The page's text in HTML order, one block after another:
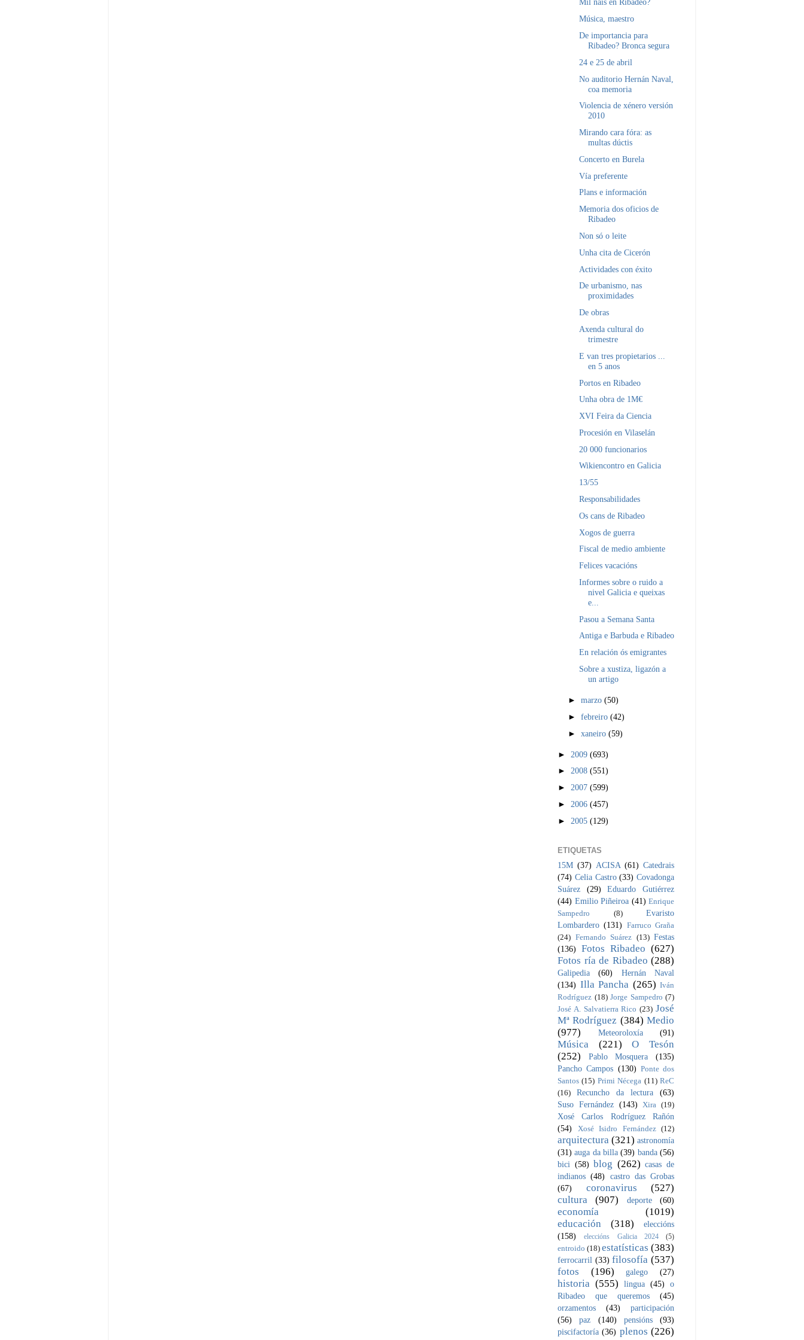
Mil nais en Ribadeo?
Música, maestro
De importancia para
Ribadeo? Bronca segura
24 e 25 de abril
No auditorio Hernán Naval,
coa memoria
Violencia de xénero versión
2010
Mirando cara fóra: as
multas dúctis
Concerto en Burela
Vía preferente
Plans e información
Memoria dos oficios de
Ribadeo
Non só o leite
Unha cita de Cicerón
Actividades con éxito
De urbanismo, nas
proximidades
De obras
Axenda cultural do
trimestre
E van tres propietarios ...
en 5 anos
Portos en Ribadeo
Unha obra de 1M€
XVI Feira da Ciencia
Procesión en Vilaselán
20 000 funcionarios
Wikiencontro en Galicia
13/55
Responsabilidades
Os cans de Ribadeo
Xogos de guerra
Fiscal de medio ambiente
Felices vacacións
Informes sobre o ruido a
nivel Galicia e queixas
e...
Pasou a Semana Santa
Antiga e Barbuda e Ribadeo
En relación ós emigrantes
Sobre a xustiza, ligazón a
un artigo
►marzo(50)
►febreiro(42)
►xaneiro(59)
► 2009 (693)
► 2008 (551)
► 2007 (599)
► 2006 (457)
► 2005 (129)
ETIQUETAS
15M (37) ACISA (61) Catedrais
(74) Celia Castro (33) Covadonga
Suárez
(29)
Eduardo Gutiérrez
(44) Emilio Piñeiroa (41) Enrique
Sampedro
(8)
Evaristo
Lombardero (131) Farruco Graña
(24) Fernando Suárez (13) Festas
(136)
Fotos Ribadeo (627)
Fotos ría de Ribadeo (288)
Galipedia (60)
Hernán Naval
(134) Illa Pancha (265) Iván
Rodríguez (18) Jorge Sampedro (7)
José A. Salvatierra Rico (23) José
Mª Rodríguez (384) Medio
(977)
Meteoroloxía (91)
Música (221)
O Tesón
(252)
Pablo Mosquera
(135)
Pancho Campos (130) Ponte dos
Santos (15) Primi Nécega (11) ReC
(16)
Recuncho da lectura
(63)
Suso Fernández (143) Xira (19)
Xosé Carlos Rodríguez Rañón
(54)
Xosé Isidro Fernández (12)
arquitectura (321) astronomía
(31) auga da billa (39) banda (56)
bici (58) blog (262) casas de
indianos (48)
castro das Grobas
(67)
coronavirus
(527)
cultura
(907) deporte (60)
economía
(1019)
educación
(318)
eleccións
(158)
eleccións Galicia 2024 (5)
entroido (18) estatísticas (383)
ferrocarril (33) filosofía (537)
fotos
(196) galego (27)
historia (555) lingua (45)
o
Ribadeo que queremos
(45)
orzamentos
(43)
participación
(56)
paz (140) pensións
(93)
piscifactoría (36) plenos (226)